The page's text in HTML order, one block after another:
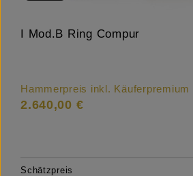
I Mod.B Ring Compur
Hammerpreis inkl. Käuferpremium
2.640,00 €
Schätzpreis